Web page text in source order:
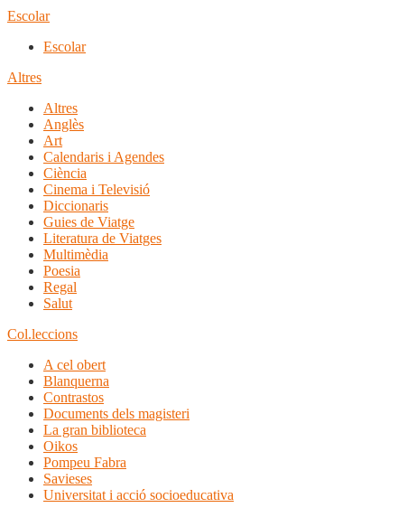
Escolar
Escolar
Altres
Altres
Anglès
Art
Calendaris i Agendes
Ciència
Cinema i Televisió
Diccionaris
Guies de Viatge
Literatura de Viatges
Multimèdia
Poesia
Regal
Salut
Col.leccions
A cel obert
Blanquerna
Contrastos
Documents dels magisteri
La gran biblioteca
Oikos
Pompeu Fabra
Savieses
Universitat i acció socioeducativa